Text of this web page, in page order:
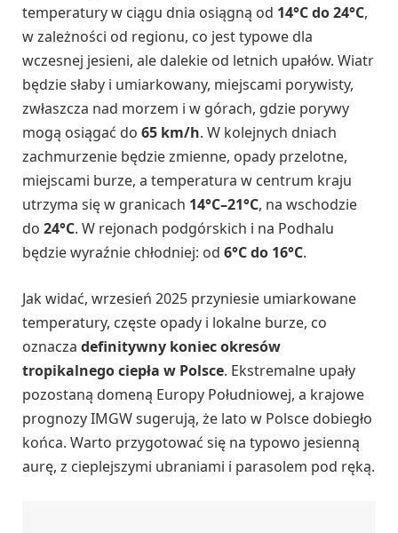
temperatury w ciągu dnia osiągną od 14°C do 24°C,
w zależności od regionu, co jest typowe dla
wczesnej jesieni, ale dalekie od letnich upałów. Wiatr
będzie słaby i umiarkowany, miejscami porywisty,
zwłaszcza nad morzem i w górach, gdzie porywy
mogą osiągać do 65 km/h. W kolejnych dniach
zachmurzenie będzie zmienne, opady przelotne,
miejscami burze, a temperatura w centrum kraju
utrzyma się w granicach 14°C–21°C, na wschodzie
do 24°C. W rejonach podgórskich i na Podhalu
będzie wyraźnie chłodniej: od 6°C do 16°C.
Jak widać, wrzesień 2025 przyniesie umiarkowane
temperatury, częste opady i lokalne burze, co
oznacza definitywny koniec okresów
tropikalnego ciepła w Polsce. Ekstremalne upały
pozostaną domeną Europy Południowej, a krajowe
prognozy IMGW sugerują, że lato w Polsce dobiegło
końca. Warto przygotować się na typowo jesienną
aurę, z cieplejszymi ubraniami i parasolem pod ręką.